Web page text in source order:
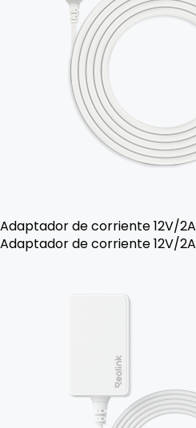
Adaptador de corriente 12V/2A
Adaptador de corriente 12V/2A